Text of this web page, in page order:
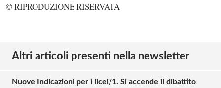
© RIPRODUZIONE RISERVATA
Altri articoli presenti nella newsletter
Nuove Indicazioni per i licei/1. Si accende il dibattito